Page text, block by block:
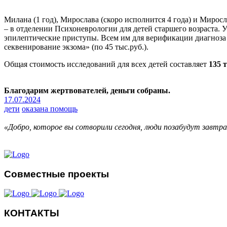
Милана (1 год), Мирослава (скоро исполнится 4 года) и
– в отделении Психоневрологии для детей старшего
эпилептические приступы. Всем им для верификации
секвенирование экзома» (по 45 тыс.руб.).
Общая стоимость исследований для всех детей составляет 135
Благодарим жертвователей, деньги собраны.
17.07.2024
дети оказана помощь
«Добро, которое вы сотворили сегодня, люди позабудут
Совместные проекты
КОНТАКТЫ